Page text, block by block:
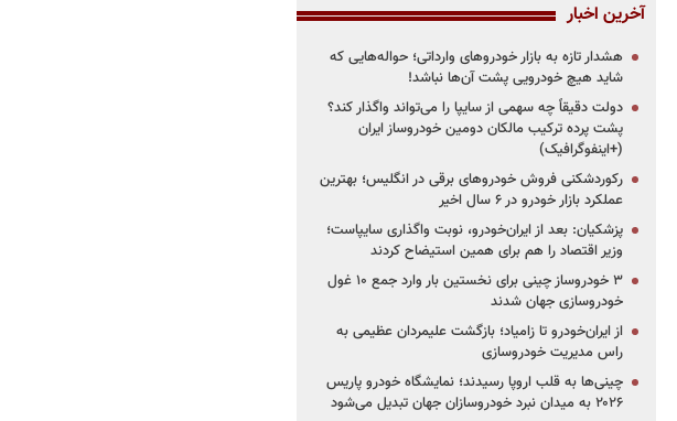
آخرین اخبار
هشدار تازه به بازار خودروهای وارداتی؛ حواله‌هایی که
شاید هیچ خودرویی پشت آن‌ها نباشد!
دولت دقیقاً چه سهمی از سایپا را می‌تواند واگذار کند؟
پشت پرده ترکیب مالکان دومین خودروساز ایران
(+اینفوگرافیک)
رکوردشکنی فروش خودروهای برقی در انگلیس؛ بهترین
عملکرد بازار خودرو در ۶ سال اخیر
پزشکیان: بعد از ایران‌خودرو، نوبت واگذاری سایپاست؛
وزیر اقتصاد را هم برای همین استیضاح کردند
۳ خودروساز چینی برای نخستین بار وارد جمع ۱۰ غول
خودروسازی جهان شدند
از ایران‌خودرو تا زامیاد؛ بازگشت علیمردان عظیمی به
راس مدیریت خودروسازی
چینی‌ها به قلب اروپا رسیدند؛ نمایشگاه خودرو پاریس
۲۰۲۶ به میدان نبرد خودروسازان جهان تبدیل می‌شود